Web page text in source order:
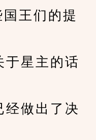
王们的提
星主的话
做出了决